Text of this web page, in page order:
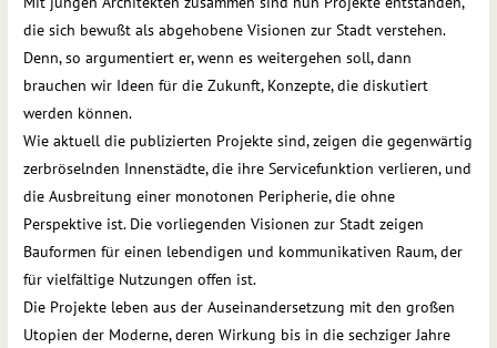
die sich bewußt als abgehobene Visionen zur Stadt verstehen.
Denn, so argumentiert er, wenn es weitergehen soll, dann
brauchen wir Ideen für die Zukunft, Konzepte, die diskutiert
werden können.
Wie aktuell die publizierten Projekte sind, zeigen die gegenwärtig
zerbröselnden Innenstädte, die ihre Servicefunktion verlieren, und
die Ausbreitung einer monotonen Peripherie, die ohne
Perspektive ist. Die vorliegenden Visionen zur Stadt zeigen
Bauformen für einen lebendigen und kommunikativen Raum, der
für vielfältige Nutzungen offen ist.
Die Projekte leben aus der Auseinandersetzung mit den großen
Utopien der Moderne, deren Wirkung bis in die sechziger Jahre